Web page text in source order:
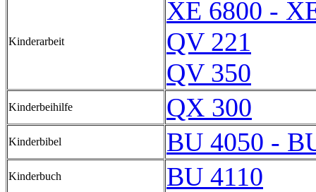
Kinderarbeit
XE 6800 -
QV 221
QV 350
Kinderbeihilfe QX 300
Kinderbibel BU 4050 -
Kinderbuch BU 4110